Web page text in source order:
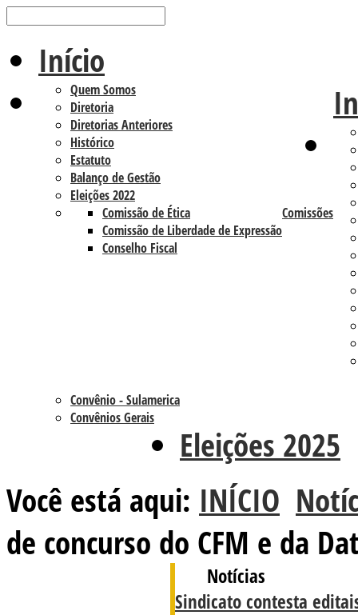
Início
Quem Somos
Diretoria
Diretorias Anteriores
Histórico
Estatuto
Balanço de Gestão
Eleições 2022
Comissões
Comissão de Ética
Comissão de Liberdade de Expressão
Conselho Fiscal
Convênio - Sulamerica
Convênios Gerais
Eleições 2025
Você está aqui: INÍCIO
de concurso do CFM e da
Notícias
Sindicato contesta